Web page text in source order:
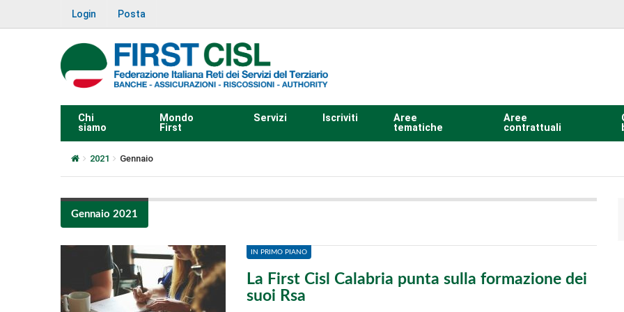
Login Posta
Chi
siamo
Mondo
First
Servizi Iscriviti
Aree
tematiche
Aree
contrattuali
2021 Gennaio
Gennaio 2021
IN PRIMO PIANO
La First Cisl Calabria punta sulla formazione dei
suoi Rsa